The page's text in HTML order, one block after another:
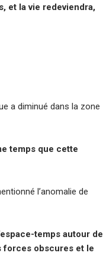
et la vie redeviendra,
a diminué dans la zone
temps que cette
l’anomalie de
temps autour de
forces obscures et le